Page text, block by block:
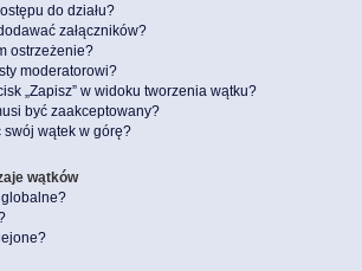
do działu?
załączników?
ostrzeżenie?
moderatorowi?
„Zapisz” w widoku tworzenia wątku?
być zaakceptowany?
wątek w górę?
wątków
globalne?